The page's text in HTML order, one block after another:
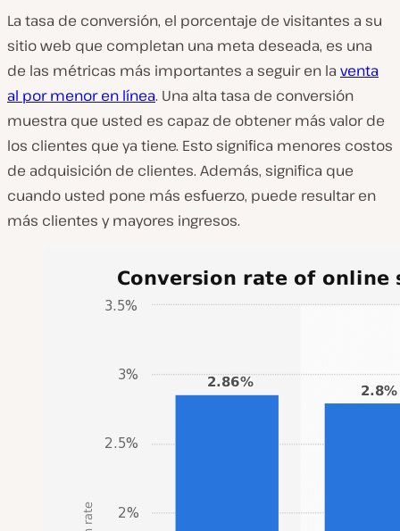
La tasa de conversión, el porcentaje de visitantes a su
sitio web que completan una meta deseada, es una
de las métricas más importantes a seguir en la venta
al por menor en línea. Una alta tasa de conversión
muestra que usted es capaz de obtener más valor de
los clientes que ya tiene. Esto significa menores costos
de adquisición de clientes. Además, significa que
cuando usted pone más esfuerzo, puede resultar en
más clientes y mayores ingresos.